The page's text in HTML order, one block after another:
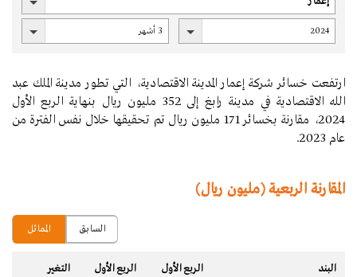
ارتفعت خسائر شركة إعمار المدينة الاقتصادية، التي تطور مدينة الملك عبد
الله الاقتصادية في مدينة رابغ إلى 352 مليون ريال بنهاية الربع الأول
2024، مقارنة بخسائر 171 مليون ريال تم تحقيقها خلال نفس الفترة من
عام 2023.
المقارنة الربعية (مليون ريال)
المماثل السابق
البند
الربع الأول
الربع الأول
التغير‬